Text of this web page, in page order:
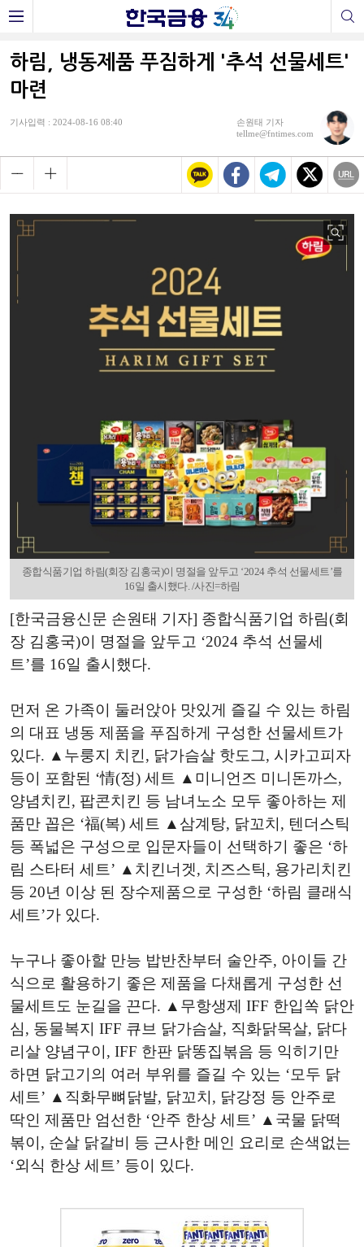
하림, 냉동제품 푸짐하게 '추석 선물세트'
마련
기사입력 : 2024-08-16 08:40
손원태 기자
tellme@fntimes.com
종합식품기업 하림(회장 김홍국)이 명절을 앞두고 ‘2024 추석 선물세트’를
16일 출시했다. /사진=하림
[한국금융신문 손원태 기자] 종합식품기업 하림(회
장 김홍국)이 명절을 앞두고 ‘2024 추석 선물세
트’를 16일 출시했다.
먼저 온 가족이 둘러앉아 맛있게 즐길 수 있는 하림
의 대표 냉동 제품을 푸짐하게 구성한 선물세트가
있다. ▲누룽지 치킨, 닭가슴살 핫도그, 시카고피자
등이 포함된 ‘情(정) 세트 ▲미니언즈 미니돈까스,
양념치킨, 팝콘치킨 등 남녀노소 모두 좋아하는 제
품만 꼽은 ‘福(복) 세트 ▲삼계탕, 닭꼬치, 텐더스틱
등 폭넓은 구성으로 입문자들이 선택하기 좋은 ‘하
림 스타터 세트’ ▲치킨너겟, 치즈스틱, 용가리치킨
등 20년 이상 된 장수제품으로 구성한 ‘하림 클래식
세트’가 있다.
누구나 좋아할 만능 밥반찬부터 술안주, 아이들 간
식으로 활용하기 좋은 제품을 다채롭게 구성한 선
물세트도 눈길을 끈다. ▲무항생제 IFF 한입쏙 닭안
심, 동물복지 IFF 큐브 닭가슴살, 직화닭목살, 닭다
리살 양념구이, IFF 한판 닭똥집볶음 등 익히기만
하면 닭고기의 여러 부위를 즐길 수 있는 ‘모두 닭
세트’ ▲직화무뼈닭발, 닭꼬치, 닭강정 등 안주로
딱인 제품만 엄선한 ‘안주 한상 세트’ ▲국물 닭떡
볶이, 순살 닭갈비 등 근사한 메인 요리로 손색없는
‘외식 한상 세트’ 등이 있다.